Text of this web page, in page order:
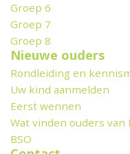
Groep 6
Groep 7
Groep 8
Nieuwe ouders
Rondleiding en
Uw kind aanmelden
Eerst wennen
Wat vinden ouders van
BSO